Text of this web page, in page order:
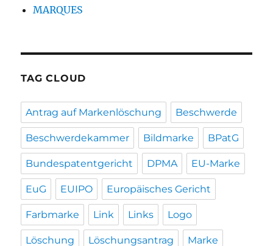
MARQUES
TAG CLOUD
Antrag auf Markenlöschung Beschwerde
Beschwerdekammer Bildmarke BPatG
Bundespatentgericht DPMA EU-Marke
EuG EUIPO Europäisches Gericht
Farbmarke Link Links Logo
Löschung Löschungsantrag Marke